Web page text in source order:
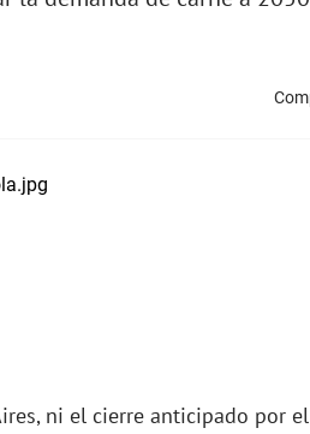
ni el cierre anticipado por el